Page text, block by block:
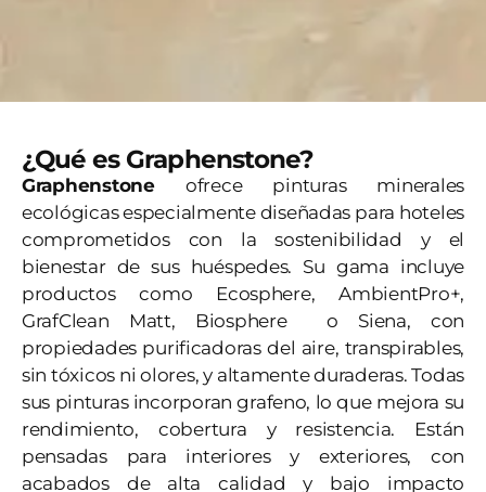
¿Qué es Graphenstone?
Graphenstoneofrece pinturas minerales
ecológicas especialmente diseñadas para hoteles
comprometidos con la sostenibilidad y el
bienestar de sus huéspedes. Su gama incluye
productos como Ecosphere, AmbientPro+,
GrafClean Matt, Biosphere o Siena, con
propiedades purificadoras del aire, transpirables,
sin tóxicos ni olores, y altamente duraderas. Todas
sus pinturas incorporan grafeno, lo que mejora su
rendimiento, cobertura y resistencia. Están
pensadas para interiores y exteriores, con
acabados de alta calidad y bajo impacto